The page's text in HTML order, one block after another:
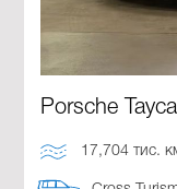
Porsche
17,704 тис.